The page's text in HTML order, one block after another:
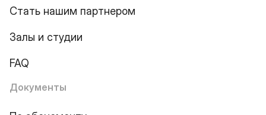
Стать нашим партнером
Залы и студии
FAQ
Документы